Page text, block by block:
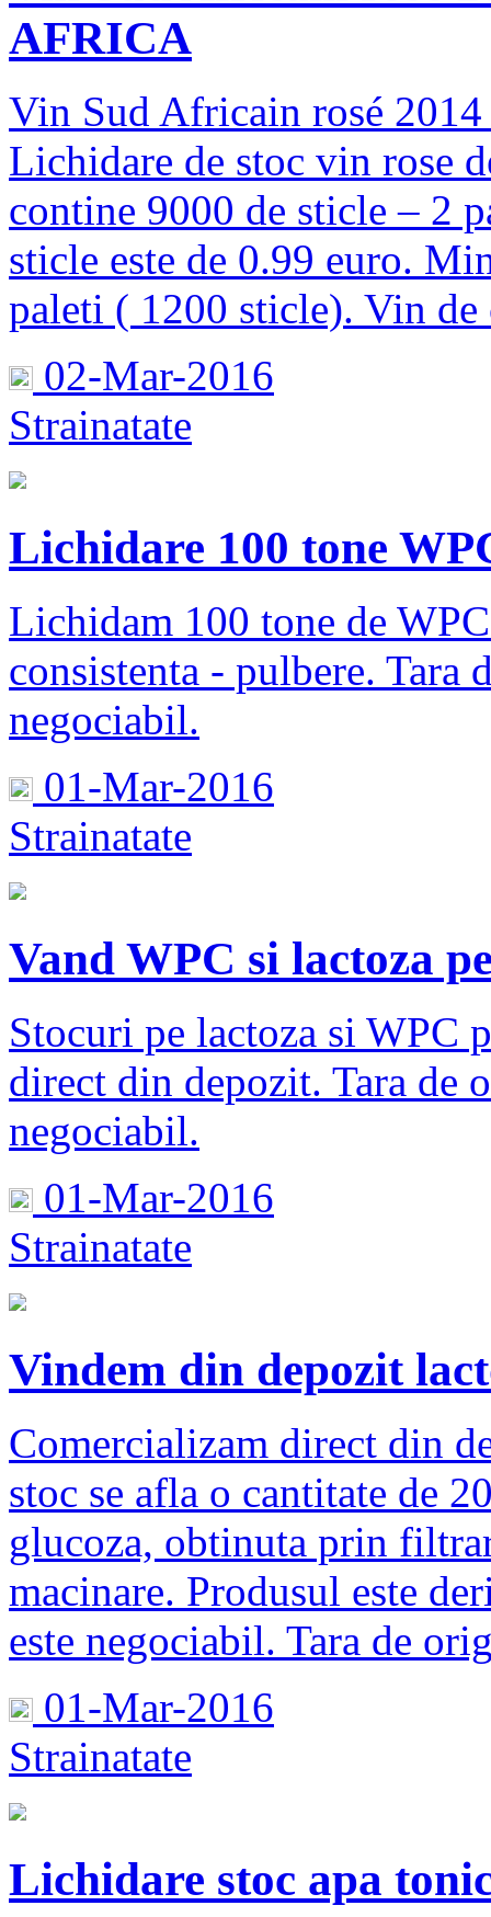
AFRICA
Vin Sud Africain rosé
Lichidare de stoc vin rose
contine 9000 de sticle – 2
sticle este de 0.99 euro.
paleti ( 1200 sticle). Vin de
02-Mar-2016
Strainatate
Lichidare 100 tone
Lichidam 100 tone de
consistenta - pulbere. Tara
negociabil.
01-Mar-2016
Strainatate
Vand WPC si lactoza
Stocuri pe lactoza si WPC
direct din depozit. Tara de
negociabil.
01-Mar-2016
Strainatate
Vindem din depozit
Comercializam direct din
stoc se afla o cantitate de
glucoza, obtinuta prin
macinare. Produsul este
este negociabil. Tara de
01-Mar-2016
Strainatate
Lichidare stoc apa